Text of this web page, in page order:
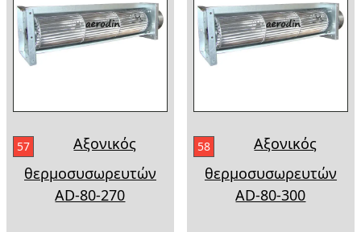
57
Αξονικός
θερμοσυσωρευτών
AD-80-270
58
Αξονικός
θερμοσυσωρευτών
AD-80-300